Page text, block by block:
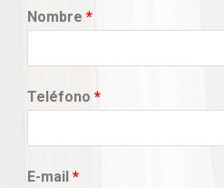
Nombre *
Teléfono *
E-mail *